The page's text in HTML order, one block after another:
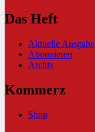
Das Heft
Aktuelle Ausgabe
Abonnieren
Archiv
Kommerz
Shop